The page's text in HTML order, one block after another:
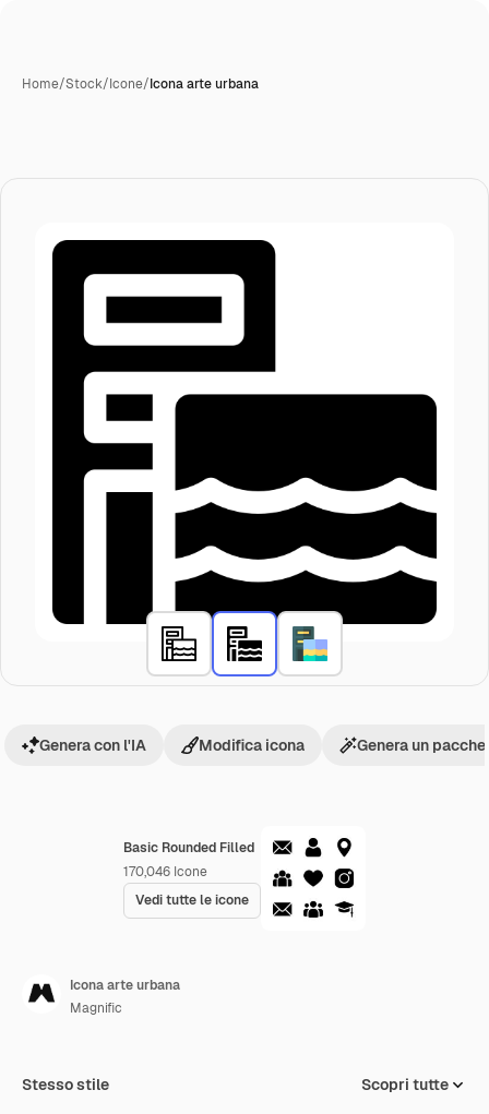
Home/Stock/Icone/Icona arte urbana
Basic Rounded Filled
170,046 Icone
Vedi tutte le icone
Genera con l'IA Modifica icona Genera un
Icona arte urbana
Magnific
Stesso stile Scopri tutte